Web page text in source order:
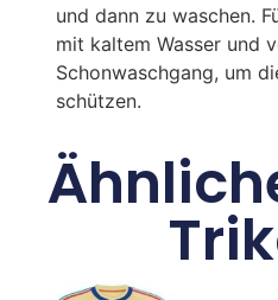
und dann zu waschen.
mit kaltem Wasser und
Schonwaschgang, um
schützen.